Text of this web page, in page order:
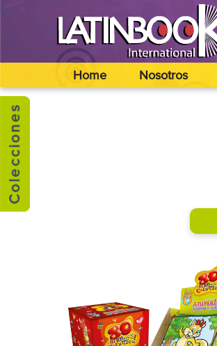
Home Nosotros